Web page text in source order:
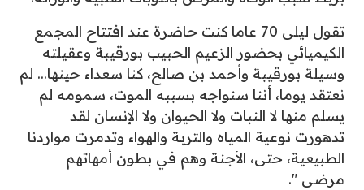
تقول ليلى 70 عاما كنت حاضرة عند افتتاح المجمع
الكيميائي بحضور الزعيم الحبيب بورقيبة وعقيلته
وسيلة بورقيبة وأحمد بن صالح، كنا سعداء حينها... لم
نعتقد يوما، أننا سنواجه بسببه الموت، سمومه لم
يسلم منها لا النبات ولا الحيوان ولا الإنسان لقد
تدهورت نوعية المياه والتربة والهواء وتدمرت مواردنا
الطبيعية، حتى، الأجنة وهم في بطون أمهاتهم
مرضى ".